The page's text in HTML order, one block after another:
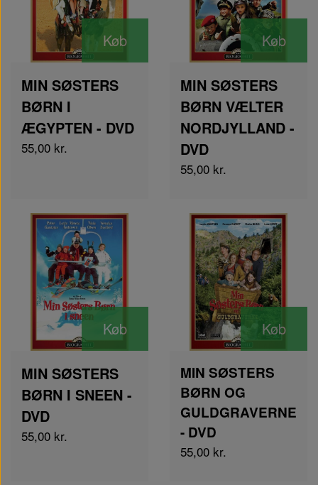
Køb
MIN SØSTERS
BØRN I
ÆGYPTEN - DVD
55,00 kr.
Køb
MIN SØSTERS
BØRN VÆLTER
NORDJYLLAND -
DVD
55,00 kr.
Køb
MIN SØSTERS
BØRN I SNEEN -
DVD
55,00 kr.
Køb
MIN SØSTERS
BØRN OG
GULDGRAVERNE
- DVD
55,00 kr.